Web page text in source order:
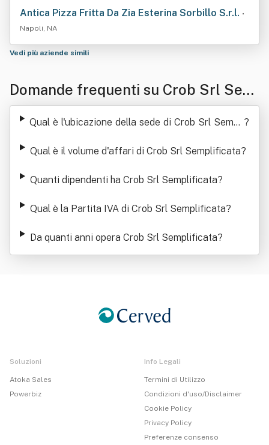
Antica Pizza Fritta Da Zia Esterina Sorbillo S.r.l. •
Napoli, NA
Vedi più aziende simili
Domande frequenti su Crob Srl Sem
plificata
Qual è l'ubicazione della sede di Crob Srl Sempli ?
Qual è il volume d'affari di Crob Srl Semplificata?
Quanti dipendenti ha Crob Srl Semplificata?
Qual è la Partita IVA di Crob Srl Semplificata?
Da quanti anni opera Crob Srl Semplificata?
Soluzioni
Atoka Sales
Powerbiz
Info Legali
Termini di Utilizzo
Condizioni d'uso/Disclaimer
Cookie Policy
Privacy Policy
Preferenze consenso